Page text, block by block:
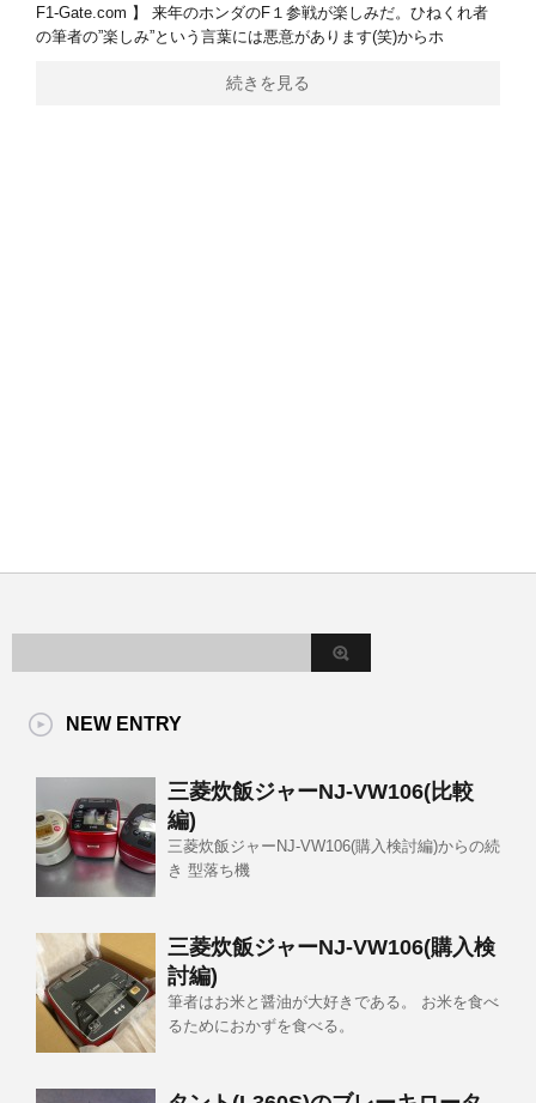
F1-Gate.com 】 来年のホンダのF１参戦が楽しみだ。ひねくれ者
の筆者の”楽しみ”という言葉には悪意があります(笑)からホ
続きを見る
NEW ENTRY
三菱炊飯ジャーNJ-VW106(比較
編)
三菱炊飯ジャーNJ-VW106(購入検討編)からの続
き 型落ち機
三菱炊飯ジャーNJ-VW106(購入検
討編)
筆者はお米と醤油が大好きである。 お米を食べ
るためにおかずを食べる。